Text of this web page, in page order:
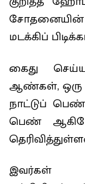
மடக்கிப்
கைது
ஆண்கள், ஒரு
நாட்டுப்
பெண்
இவர்கள்